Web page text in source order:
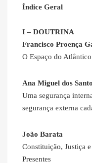
Índice Geral
I – DOUTRINA
Francisco Proença
O Espaço do Atlântico
Ana Miguel dos
Uma segurança
segurança externa
João Barata
Constituição, Justiça
Presentes